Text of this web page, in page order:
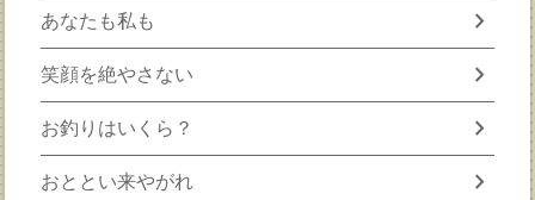
あなたも私も chevron_right
笑顔を絶やさない chevron_right
お釣りはいくら？ chevron_right
おととい来やがれ chevron_right